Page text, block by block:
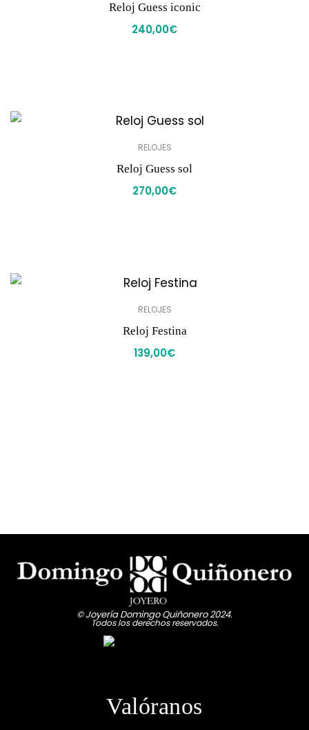
Reloj Guess iconic
240,00€
RELOJES
Reloj Guess sol
270,00€
RELOJES
Reloj Festina
139,00€
© Joyería Domingo Quiñonero 2024.
Todos los derechos reservados.
Valóranos